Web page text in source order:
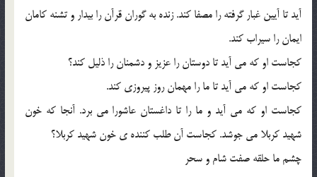
آید تا آیین غبار گرفته را مصفا کند. زنده به گوران قرآن را بیدار و تشنه کامان
ایمان را سیراب کند.
کجاست او که می آید تا دوستان را عزیز و دشمنان را ذلیل کند؟
کجاست او که می آید تا ما را مهمان روز پیروزی کند.
کجاست او که می آید و ما را تا داغستان عاشورا می برد. آنجا که خون
شهید کربلا می جوشد. کجاست آن طلب کننده ی خون شهید کربلا؟
چشم ما حلقه صفت شام و سحر